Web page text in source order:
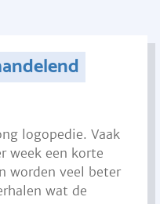
logopedie. Vaak
week een korte
worden veel beter
wat de